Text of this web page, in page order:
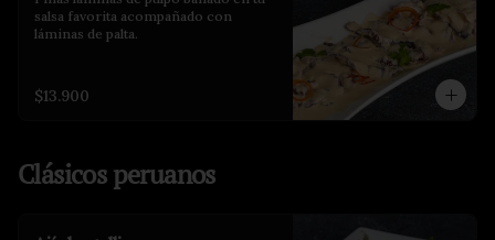
salsa favorita acompañado con
láminas de palta.
$13.900
Clásicos peruanos